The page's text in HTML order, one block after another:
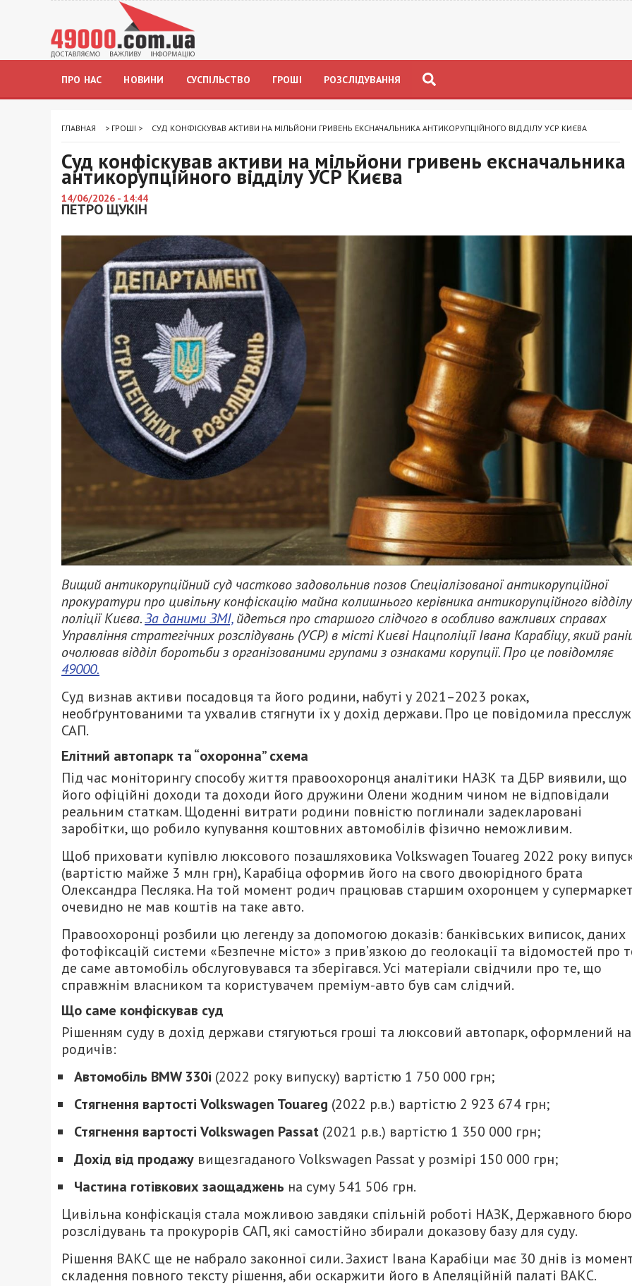
ПРО НАС НОВИНИ СУСПІЛЬСТВО ГРОШІ РОЗСЛІДУВАННЯ
ГЛАВНАЯ > ГРОШІ > СУД КОНФІСКУВАВ АКТИВИ НА МІЛЬЙОНИ ГРИВЕНЬ ЕКСНАЧАЛЬНИКА АНТИКОРУПЦІЙНОГО ВІДДІЛУ УСР КИЄВА
Суд конфіскував активи на мільйони гривень ексначальника
антикорупційного відділу УСР Києва
14/06/2026 - 14:44
ПЕТРО ЩУКІН
Вищий антикорупційний суд частково задовольнив позов Спеціалізованої антикорупційної
прокуратури про цивільну конфіскацію майна колишнього керівника антикорупційного відділу
поліції Києва.За даними ЗМІ,йдеться про старшого слідчого в особливо важливих справах
Управління стратегічних розслідувань (УСР) в місті Києві Нацполіції Івана Карабіцу, який
очолював відділ боротьби з організованими групами з ознаками корупції. Про це повідомляє
49000.
Суд визнав активи посадовця та його родини, набуті у 2021–2023 роках,
необґрунтованими та ухвалив стягнути їх у дохід держави. Про це повідомила
САП.
Елітний автопарк та “охоронна” схема
Під час моніторингу способу життя правоохоронця аналітики НАЗК та ДБР виявили, що
його офіційні доходи та доходи його дружини Олени жодним чином не відповідали
реальним статкам. Щоденні витрати родини повністю поглинали задекларовані
заробітки, що робило купування коштовних автомобілів фізично неможливим.
Щоб приховати купівлю люксового позашляховика Volkswagen Touareg 2022 року
(вартістю майже 3 млн грн), Карабіца оформив його на свого двоюрідного брата
Олександра Песляка. На той момент родич працював старшим охоронцем у
очевидно не мав коштів на таке авто.
Правоохоронці розбили цю легенду за допомогою доказів: банківських виписок, даних
фотофіксацій системи «Безпечне місто» з прив’язкою до геолокації та відомостей про
де саме автомобіль обслуговувався та зберігався. Усі матеріали свідчили про те, що
справжнім власником та користувачем преміум-авто був сам слідчий.
Що саме конфіскував суд
Рішенням суду в дохід держави стягуються гроші та люксовий автопарк, оформлений на
родичів:
Автомобіль BMW 330i (2022 року випуску) вартістю 1 750 000 грн;
Стягнення вартості Volkswagen Touareg (2022 р.в.) вартістю 2 923 674 грн;
Стягнення вартості Volkswagen Passat (2021 р.в.) вартістю 1 350 000 грн;
Дохід від продажу вищезгаданого Volkswagen Passat у розмірі 150 000 грн;
Частина готівкових заощаджень на суму 541 506 грн.
Цивільна конфіскація стала можливою завдяки спільній роботі НАЗК, Державного бюро
розслідувань та прокурорів САП, які самостійно збирали доказову базу для суду.
Рішення ВАКС ще не набрало законної сили. Захист Івана Карабіци має 30 днів із
складення повного тексту рішення, аби оскаржити його в Апеляційній палаті ВАКС.